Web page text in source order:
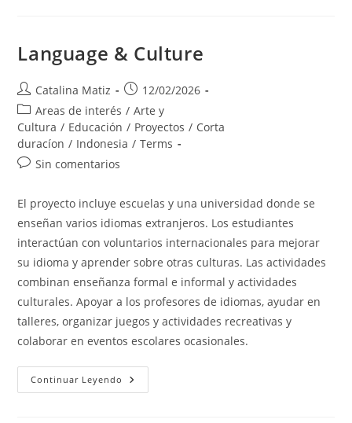
Language & Culture
Autor
de
la
entrada:
Catalina Matiz
Publicación
de
la
entrada:
12/02/2026
Categoría
de
la
entrada:
Areas de interés / Arte y
Cultura / Educación / Proyectos / Corta
duracíon / Indonesia / Terms
Comentarios
la
entrada:
Sin comentarios
El proyecto incluye escuelas y una universidad donde se
enseñan varios idiomas extranjeros. Los estudiantes
interactúan con voluntarios internacionales para mejorar
su idioma y aprender sobre otras culturas. Las actividades
combinan enseñanza formal e informal y actividades
culturales. Apoyar a los profesores de idiomas, ayudar en
talleres, organizar juegos y actividades recreativas y
colaborar en eventos escolares ocasionales.
Continuar Leyendo Language
&